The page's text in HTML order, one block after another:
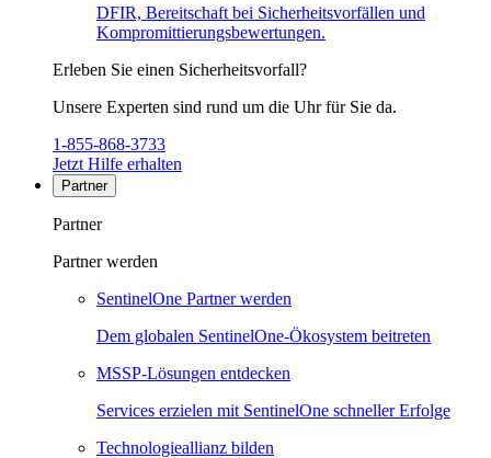
DFIR, Bereitschaft bei Sicherheitsvorfällen und
Kompromittierungsbewertungen.
Erleben Sie einen Sicherheitsvorfall?
Unsere Experten sind rund um die Uhr für Sie da.
1-855-868-3733
Jetzt Hilfe erhalten
Partner
Partner
Partner werden
SentinelOne Partner werden
Dem globalen SentinelOne-Ökosystem beitreten
MSSP-Lösungen entdecken
Services erzielen mit SentinelOne schneller Erfolge
Technologieallianz bilden